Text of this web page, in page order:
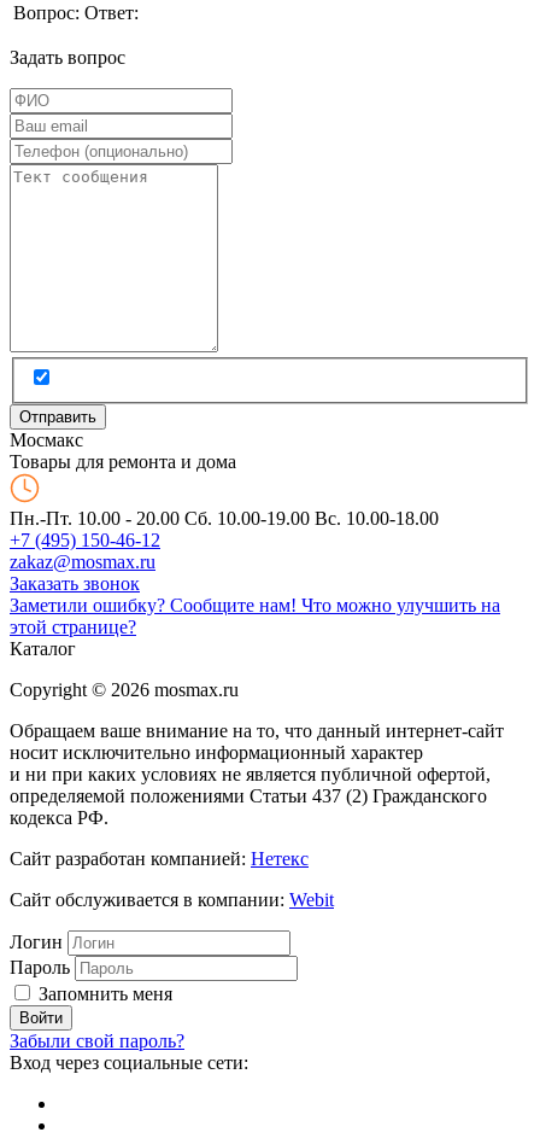
Вопрос: Ответ:
Задать вопрос
Мосмакс
Товары для ремонта и дома
Пн.-Пт. 10.00 - 20.00 Сб. 10.00-19.00 Вс. 10.00-18.00
+7 (495) 150-46-12
zakaz@mosmax.ru
Заказать звонок
Заметили ошибку? Сообщите нам! Что можно улучшить на
этой странице?
Каталог
Copyright © 2026 mosmax.ru
Обращаем ваше внимание на то, что данный интернет-сайт
носит исключительно информационный характер
и ни при каких условиях не является публичной офертой,
определяемой положениями Статьи 437 (2) Гражданского
кодекса РФ.
Сайт разработан компанией: Нетекс
Сайт обслуживается в компании: Webit
Логин
Пароль
Запомнить меня
Забыли свой пароль?
Вход через социальные сети: